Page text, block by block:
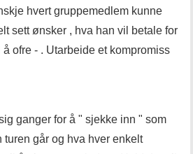
hvert gruppemedlem kunne
sett ønsker , hva han vil betale for
ofre - . Utarbeide et kompromiss
ganger for å " sjekke inn " som
turen går og hva hver enkelt